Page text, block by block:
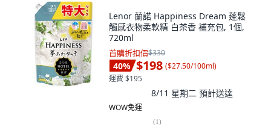
Lenor 蘭諾 Happiness Dream 蓬鬆
觸感衣物柔軟精 白茶香 補充包, 1個,
720ml
首購折扣價$330
40% $198 ($27.50/100ml)
運費 $195
8/11 星期二 預計送達
WOW免運
(1)